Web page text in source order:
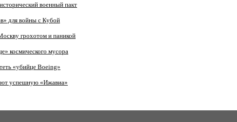
военный пакт
для войны с Кубой
грохотом и паникой
космического мусора
«убийце Boeing»
успешную «Ижавиа»